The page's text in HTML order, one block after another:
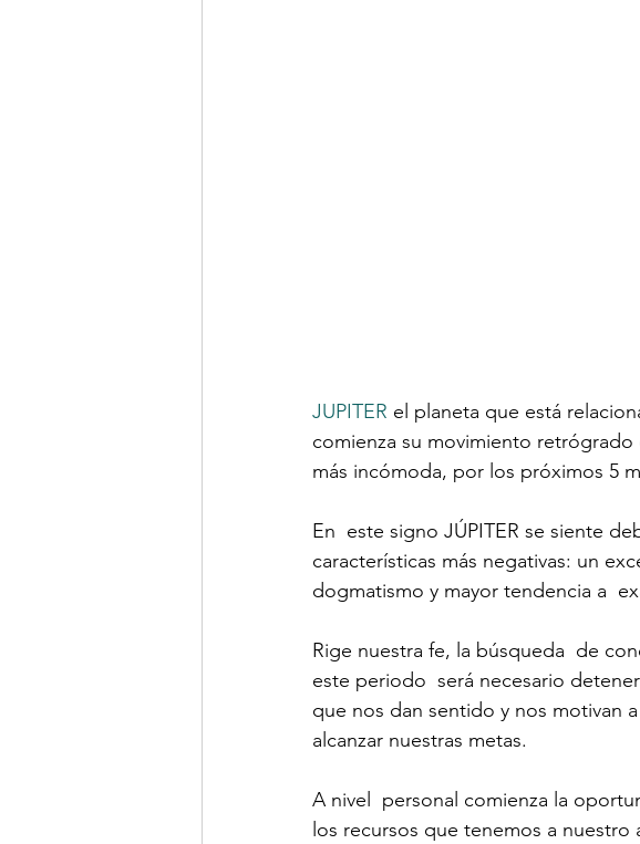
JUPITER el planeta que está
comienza su movimiento retrógrado
más incómoda, por los próximos 5
En  este signo JÚPITER se siente
características más negativas: un
dogmatismo y mayor tendencia a
Rige nuestra fe, la búsqueda  de
este periodo  será necesario
que nos dan sentido y nos motivan
alcanzar nuestras metas.
A nivel  personal comienza la
los recursos que tenemos a nuestro